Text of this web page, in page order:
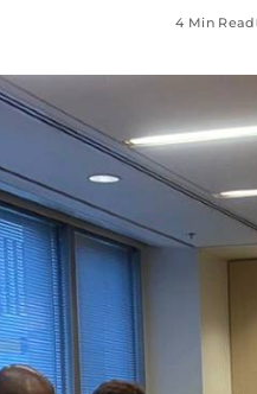
4 Min Read